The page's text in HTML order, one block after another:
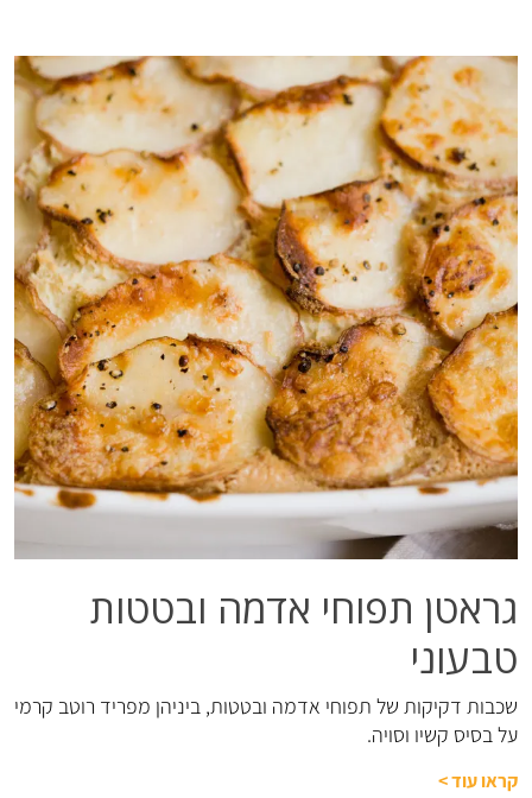
גראטן תפוחי אדמה ובטטות
טבעוני
שכבות דקיקות של תפוחי אדמה ובטטות, ביניהן מפריד רוטב קרמי
על בסיס קשיו וסויה.
קראו עוד>